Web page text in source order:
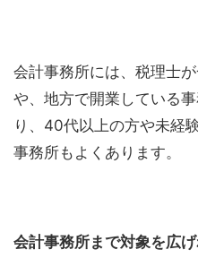
会計事務所には、税理士
や、地方で開業している
り、40代以上の方や未経
事務所もよくあります。
会計事務所まで対象を広